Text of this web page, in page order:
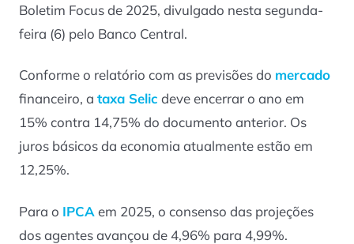
Boletim Focus de 2025, divulgado nesta segunda-
feira (6) pelo Banco Central.
Conforme o relatório com as previsões do mercado
financeiro, a taxa Selic deve encerrar o ano em
15% contra 14,75% do documento anterior. Os
juros básicos da economia atualmente estão em
12,25%.
Para o IPCA em 2025, o consenso das projeções
dos agentes avançou de 4,96% para 4,99%.